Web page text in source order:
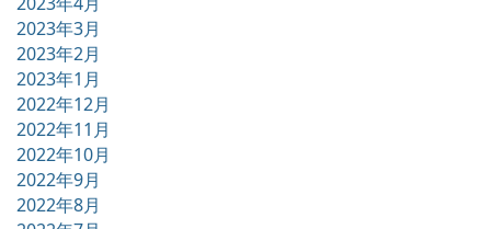
2023年3月
2023年2月
2023年1月
2022年12月
2022年11月
2022年10月
2022年9月
2022年8月